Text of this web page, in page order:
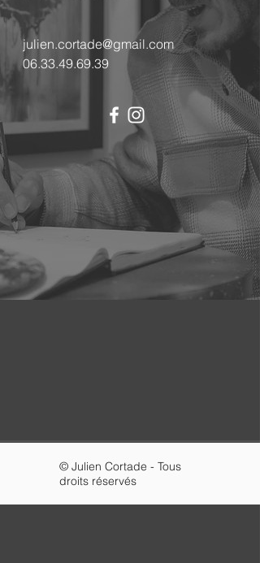
julien.cortade@gmail.com
06.33.49.69.39
© Julien Cortade - Tous
droits réservés